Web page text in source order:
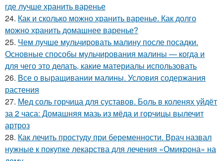
где лучше хранить варенье
24. Как и сколько можно хранить варенье. Как долго
можно хранить домашнее варенье?
25. Чем лучше мульчировать малину после посадки.
Основные способы мульчирования малины — когда и
для чего это делать, какие материалы использовать
26. Все о выращивании малины. Условия содержания
растения
27. Мед соль горчица для суставов. Боль в коленях уйдёт
за 2 часа: Домашняя мазь из мёда и горчицы вылечит
артроз
28. Как лечить простуду при беременности. Врач назвал
нужные к покупке лекарства для лечения «Омикрона» на